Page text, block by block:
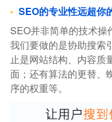
SEO的专业性远超你
SEO并非简单的技术操
我们要做的是协助搜索
止是网站结构、内容质
面；还有算法的更替、
序的权重等。